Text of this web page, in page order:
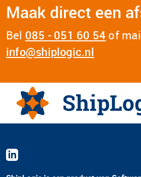
Maak direct een
Bel 085 - 051 60 54 of
info@shiplogic.nl